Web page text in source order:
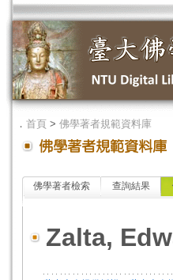
． 首頁 > 佛學著者規範資料庫
佛學著者檢索 查詢結果
Zalta,